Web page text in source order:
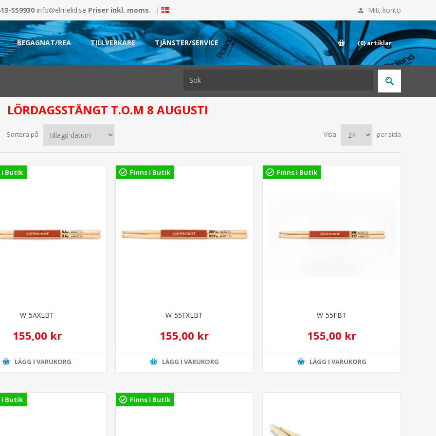
559930 info@elmelid.se Priser inkl. moms. | Mitt konto
BEGAGNAT/REA TILLVERKARE TJÄNSTER/SERVICE (0)artiklar
LÖRDAGSSTÄNGT T.O.M 8 AUGUSTI
Sortera på Visa per sida
i Butik
W-5AXLBT
155,00 kr
LÄGG I VARUKORG
Finns i Butik
W-55FXLBT
155,00 kr
LÄGG I VARUKORG
Finns i Butik
W-55FBT
155,00 kr
LÄGG I VARUKORG
i Butik Finns i Butik